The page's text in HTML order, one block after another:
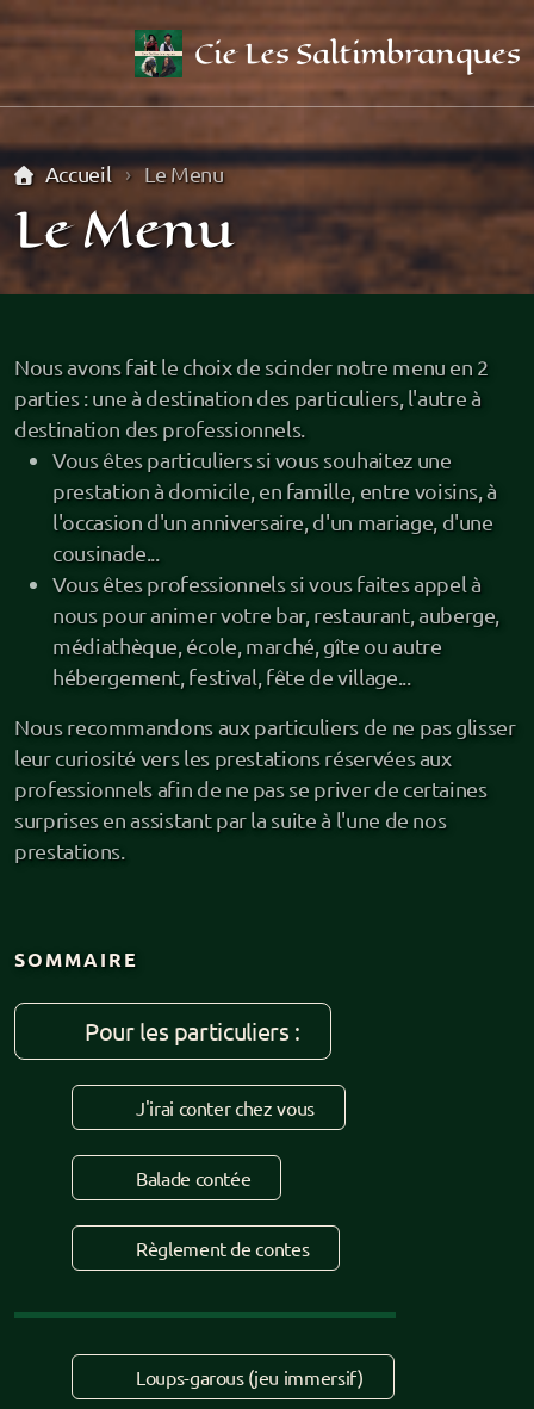
Cie Les Saltimbranques
Accueil Le Menu
Le Menu
Nous avons fait le choix de scinder notre menu en 2
parties : une à destination des particuliers, l'autre à
destination des professionnels.
Vous êtes particuliers si vous souhaitez une
prestation à domicile, en famille, entre voisins, à
l'occasion d'un anniversaire, d'un mariage, d'une
cousinade...
Vous êtes professionnels si vous faites appel à
nous pour animer votre bar, restaurant, auberge,
médiathèque, école, marché, gîte ou autre
hébergement, festival, fête de village...
Nous recommandons aux particuliers de ne pas glisser
leur curiosité vers les prestations réservées aux
professionnels afin de ne pas se priver de certaines
surprises en assistant par la suite à l'une de nos
prestations.
SOMMAIRE
Pour les particuliers :
J'irai conter chez vous
Balade contée
Règlement de contes
Loups-garous (jeu immersif)
Jean
Alice
Pour les particuliers
J'irai conter chez vous
Balade contée
Règlement de contes
Jeu de rôle (JDR)
Pour les pros
Balade contée
Paroles de banquet
Règlement de contes